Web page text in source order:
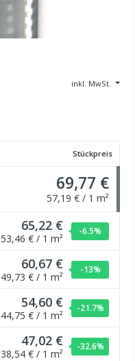
inkl. MwSt.
Stückpreis
69,77 €
57,19 € / 1 m²
65,22 €
53,46 € / 1 m²
-6.5%
60,67 €
49,73 € / 1 m²
-13%
54,60 €
44,75 € / 1 m²
-21.7%
47,02 €
38,54 € / 1 m²
-32.6%